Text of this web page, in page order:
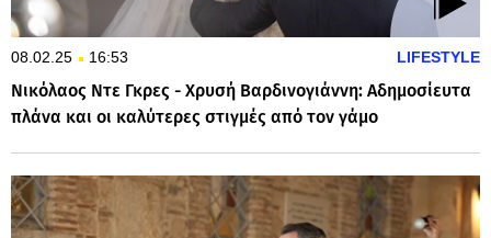
08.02.25 16:53 LIFESTYLE
Νικόλαος Ντε Γκρες - Χρυσή Βαρδινογιάννη: Αδημοσίευτα
πλάνα και οι καλύτερες στιγμές από τον γάμο